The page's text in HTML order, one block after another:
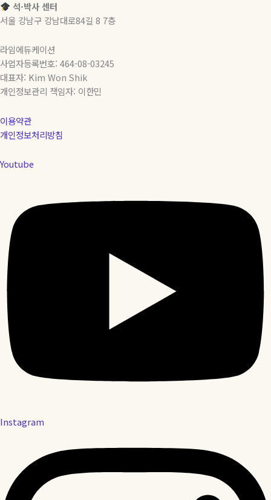
석·박사 센터
서울 강남구 강남대로84길 8 7층
라임에듀케이션
사업자등록번호: 464-08-03245
대표자: Kim Won Shik
개인정보관리 책임자: 이한민
이용약관
개인정보처리방침
Youtube
Instagram